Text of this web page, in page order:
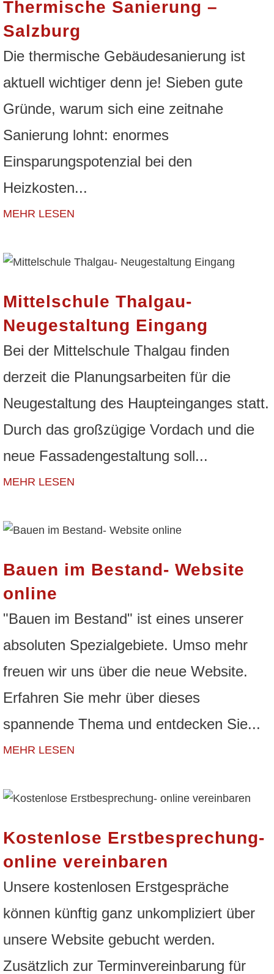
Thermische Sanierung –
Salzburg
Die thermische Gebäudesanierung ist
aktuell wichtiger denn je! Sieben gute
Gründe, warum sich eine zeitnahe
Sanierung lohnt: enormes
Einsparungspotenzial bei den
Heizkosten...
MEHR LESEN
Mittelschule Thalgau-
Neugestaltung Eingang
Bei der Mittelschule Thalgau finden
derzeit die Planungsarbeiten für die
Neugestaltung des Haupteinganges statt.
Durch das großzügige Vordach und die
neue Fassadengestaltung soll...
MEHR LESEN
Bauen im Bestand- Website
online
"Bauen im Bestand" ist eines unserer
absoluten Spezialgebiete. Umso mehr
freuen wir uns über die neue Website.
Erfahren Sie mehr über dieses
spannende Thema und entdecken Sie...
MEHR LESEN
Kostenlose Erstbesprechung-
online vereinbaren
Unsere kostenlosen Erstgespräche
können künftig ganz unkompliziert über
unsere Website gebucht werden.
Zusätzlich zur Terminvereinbarung für